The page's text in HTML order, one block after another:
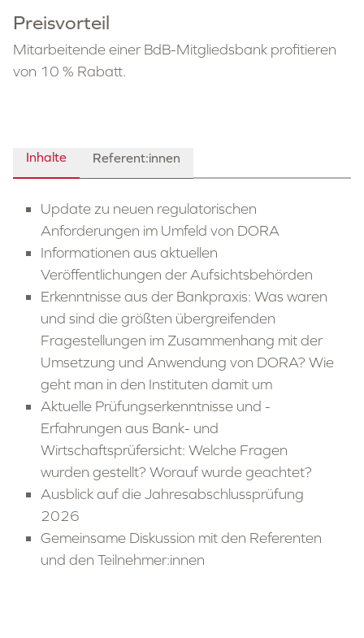
Preisvorteil
Mitarbeitende einer BdB-Mitgliedsbank profitieren
von 10 % Rabatt.
Inhalte Referent:innen
Update zu neuen regulatorischen
Anforderungen im Umfeld von DORA
Informationen aus aktuellen
Veröffentlichungen der Aufsichtsbehörden
Erkenntnisse aus der Bankpraxis: Was waren
und sind die größten übergreifenden
Fragestellungen im Zusammenhang mit der
Umsetzung und Anwendung von DORA? Wie
geht man in den Instituten damit um
Aktuelle Prüfungserkenntnisse und -
Erfahrungen aus Bank- und
Wirtschaftsprüfersicht: Welche Fragen
wurden gestellt? Worauf wurde geachtet?
Ausblick auf die Jahresabschlussprüfung
2026
Gemeinsame Diskussion mit den Referenten
und den Teilnehmer:innen